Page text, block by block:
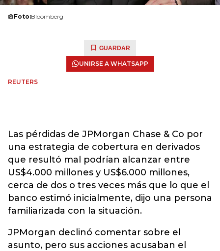
Foto:Bloomberg
GUARDAR
UNIRSE A WHATSAPP
REUTERS
Las pérdidas de JPMorgan Chase & Co por
una estrategia de cobertura en derivados
que resultó mal podrían alcanzar entre
US$4.000 millones y US$6.000 millones,
cerca de dos o tres veces más que lo que el
banco estimó inicialmente, dijo una persona
familiarizada con la situación.
JPMorgan declinó comentar sobre el
asunto, pero sus acciones acusaban el